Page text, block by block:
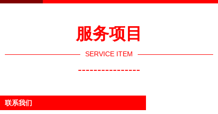
服务项目
SERVICE ITEM
----------------
联系我们